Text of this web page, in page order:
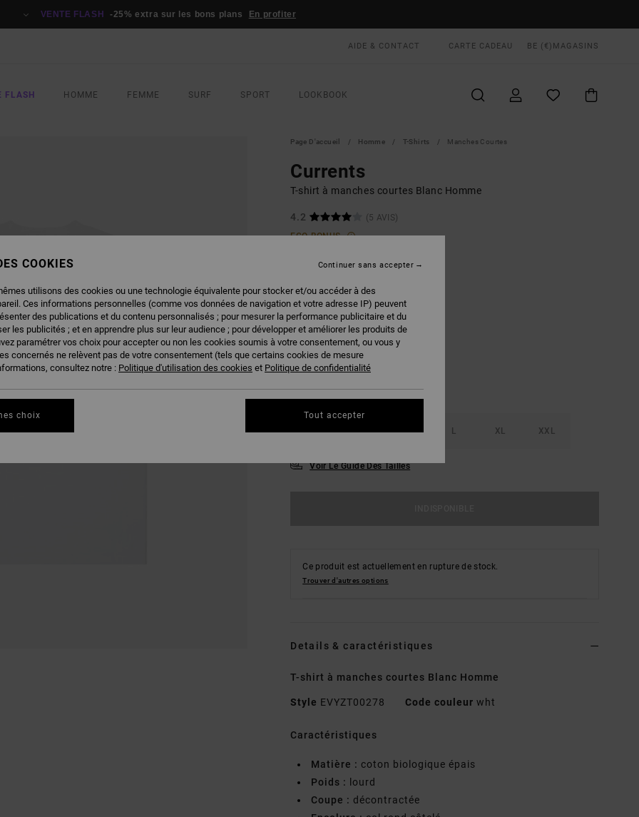
VENTE FLASH -25% extra sur les bons plans En profiter
AIDE & CONTACT CARTE CADEAU BE (€) MAGASINS
FLASH HOMME FEMME SURF SPORT LOOKBOOK
Page D'accueil Homme T-Shirts Manches Courtes
Currents
T-shirt à manches courtes Blanc Homme
4.2
(5 AVIS)
ECO-BONUS
40,00 €
COULEURWhite
XS S M L XL XXL
Voir Le Guide Des Tailles
Ce produit est actuellement en rupture de stock.
Trouver d'autres options
Details & caractéristiques
T-shirt à manches courtes Blanc Homme
Style EVYZT00278 Code couleur wht
Caractéristiques
Matière : coton biologique épais
Poids :
lourd
Coupe : décontractée
COOKIES
utilisons des cookies ou une technologie équivalente pour stocker et/ou accéder à des
Ces informations personnelles (comme vos données de navigation et votre adresse IP) peuvent
des publications et du contenu personnalisés ; pour mesurer la performance publicitaire et du
les publicités ; et en apprendre plus sur leur audience ; pour développer et améliorer les produits de
paramétrer vos choix pour accepter ou non les cookies soumis à votre consentement, ou vous y
concernés ne relèvent pas de votre consentement (tels que certains cookies de mesure
consultez notre : Politique d'utilisation des cookies et Politique de confidentialité
choix
Continuer sans accepter
Tout accepter